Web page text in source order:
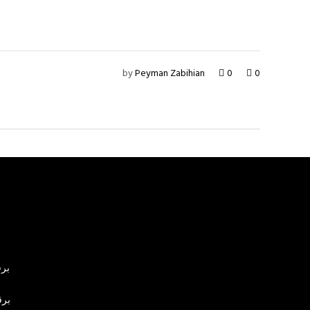
byPeyman Zabihian 0 0